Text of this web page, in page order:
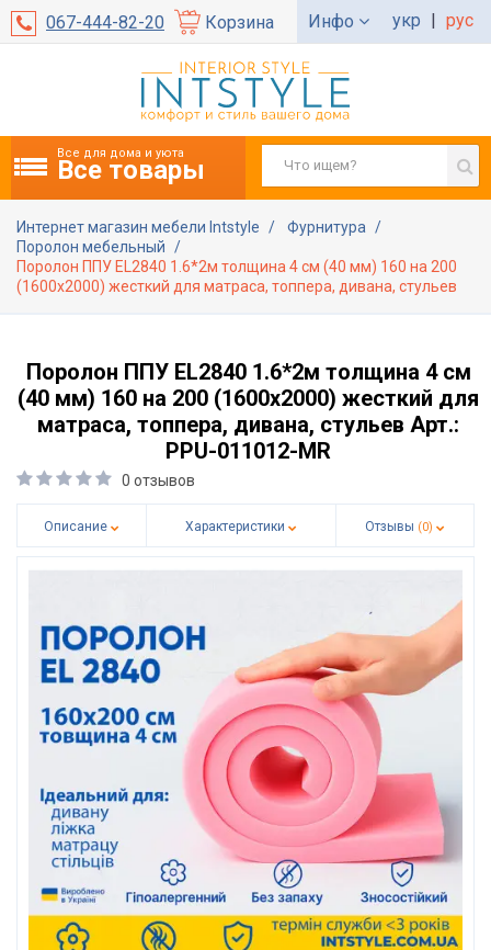
067-444-82-20 Корзина Инфо укр | рус
Все для дома и уюта
Все товары
Интернет магазин мебели Intstyle
Фурнитура
Поролон мебельный
Поролон ППУ EL2840 1.6*2м толщина 4 см (40 мм) 160 на 200
(1600х2000) жесткий для матраса, топпера, дивана, стульев
Поролон ППУ EL2840 1.6*2м толщина 4 см
(40 мм) 160 на 200 (1600х2000) жесткий для
матраса, топпера, дивана, стульев Арт.:
PPU-011012-MR
0 отзывов
Описание Характеристики Отзывы (0)